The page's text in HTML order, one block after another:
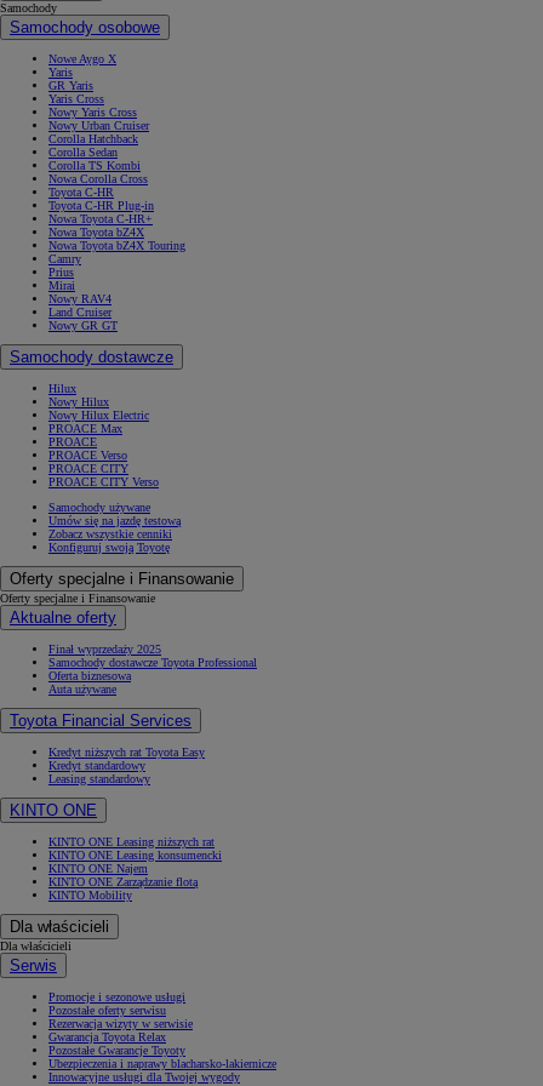
Samochody
Samochody osobowe
Nowe Aygo X
Yaris
GR Yaris
Yaris Cross
Nowy Yaris Cross
Nowy Urban Cruiser
Corolla Hatchback
Corolla Sedan
Corolla TS Kombi
Nowa Corolla Cross
Toyota C-HR
Toyota C-HR Plug-in
Nowa Toyota C-HR+
Nowa Toyota bZ4X
Nowa Toyota bZ4X Touring
Camry
Prius
Mirai
Nowy RAV4
Land Cruiser
Nowy GR GT
Samochody dostawcze
Hilux
Nowy Hilux
Nowy Hilux Electric
PROACE Max
PROACE
PROACE Verso
PROACE CITY
PROACE CITY Verso
Samochody używane
Umów się na jazdę testową
Zobacz wszystkie cenniki
Konfiguruj swoją Toyotę
Oferty specjalne i Finansowanie
Oferty specjalne i Finansowanie
Aktualne oferty
Finał wyprzedaży 2025
Samochody dostawcze Toyota Professional
Oferta biznesowa
Auta używane
Toyota Financial Services
Kredyt niższych rat Toyota Easy
Kredyt standardowy
Leasing standardowy
KINTO ONE
KINTO ONE Leasing niższych rat
KINTO ONE Leasing konsumencki
KINTO ONE Najem
KINTO ONE Zarządzanie flotą
KINTO Mobility
Dla właścicieli
Dla właścicieli
Serwis
Promocje i sezonowe usługi
Pozostałe oferty serwisu
Rezerwacja wizyty w serwisie
Gwarancja Toyota Relax
Pozostałe Gwarancje Toyoty
Ubezpieczenia i naprawy blacharsko-lakiernicze
Innowacyjne usługi dla Twojej wygody